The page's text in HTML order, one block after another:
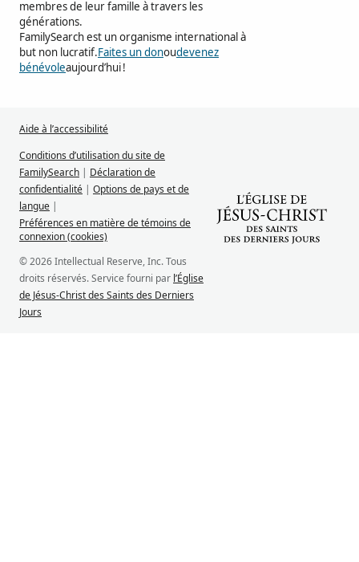
membres de leur famille à travers les
générations.
FamilySearch est un organisme international à
but non lucratif.Faites un donoudevenez
bénévoleaujourd’hui !
Aide à l’accessibilité
Conditions d’utilisation du site de
FamilySearch | Déclaration de
confidentialité | Options de pays et de
langue |
Préférences en matière de témoins de
connexion (cookies)
© 2026 Intellectual Reserve, Inc. Tous
droits réservés. Service fourni par l’Église
de Jésus-Christ des Saints des Derniers
Jours